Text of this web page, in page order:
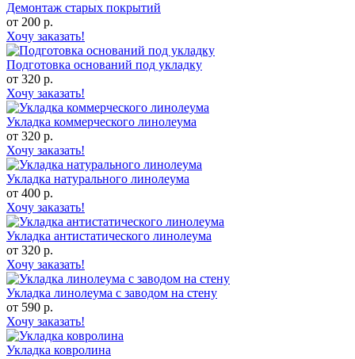
Демонтаж старых покрытий
от 200 р.
Хочу заказать!
Подготовка оснований под укладку
от 320 р.
Хочу заказать!
Укладка коммерческого линолеума
от 320 р.
Хочу заказать!
Укладка натурального линолеума
от 400 р.
Хочу заказать!
Укладка антистатического линолеума
от 320 р.
Хочу заказать!
Укладка линолеума с заводом на стену
от 590 р.
Хочу заказать!
Укладка ковролина